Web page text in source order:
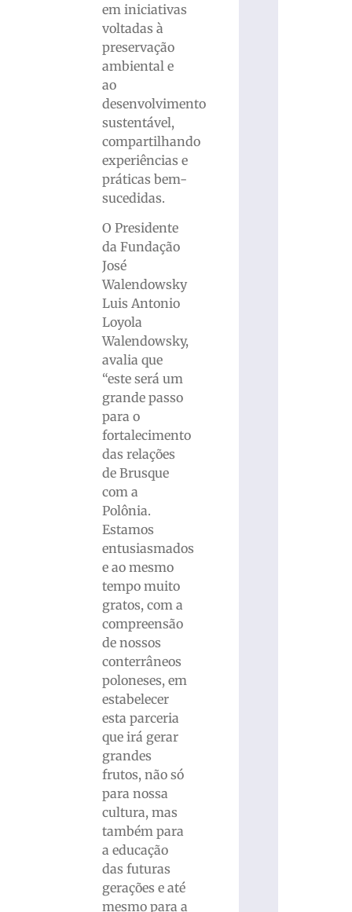
em iniciativas
voltadas à
preservação
ambiental e
ao
desenvolvimento
sustentável,
compartilhando
experiências e
práticas bem-
sucedidas.
O Presidente
da Fundação
José
Walendowsky
Luis Antonio
Loyola
Walendowsky,
avalia que
“este será um
grande passo
para o
fortalecimento
das relações
de Brusque
com a
Polônia.
Estamos
entusiasmados
e ao mesmo
tempo muito
gratos, com a
compreensão
de nossos
conterrâneos
poloneses, em
estabelecer
esta parceria
que irá gerar
grandes
frutos, não só
para nossa
cultura, mas
também para
a educação
das futuras
gerações e até
mesmo para a